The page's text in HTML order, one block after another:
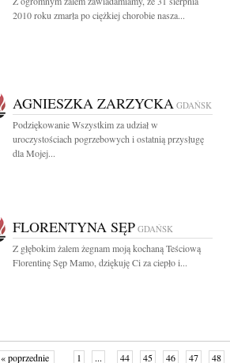
2010 roku zmarła po ciężkiej chorobie nasza...
AGNIESZKA ZARZYCKA GDAŃSK
Podziękowanie Wszystkim za udział w
uroczystościach pogrzebowych i ostatnią przysługę
dla Mojej...
FLORENTYNA SĘP GDAŃSK
Z głębokim żalem żegnam moją kochaną Teściową
Florentinę Sęp Mamo, dziękuję Ci za ciepło i...
« poprzednie 1 ... 44 45 46 47 48